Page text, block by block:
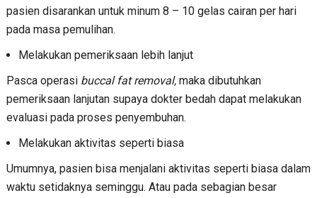
pasien disarankan untuk minum 8 – 10 gelas cairan per hari
pada masa pemulihan.
Melakukan pemeriksaan lebih lanjut
Pasca operasi buccal fat removal,maka dibutuhkan
pemeriksaan lanjutan supaya dokter bedah dapat melakukan
evaluasi pada proses penyembuhan.
Melakukan aktivitas seperti biasa
Umumnya, pasien bisa menjalani aktivitas seperti biasa dalam
waktu setidaknya seminggu. Atau pada sebagian besar